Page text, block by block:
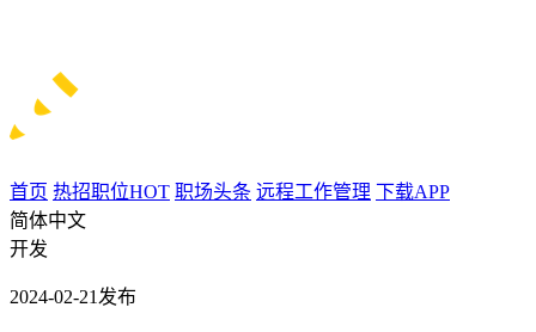
首页 热招职位HOT 职场头条 远程工作管理 下载APP
简体中文
开发
2024-02-21发布